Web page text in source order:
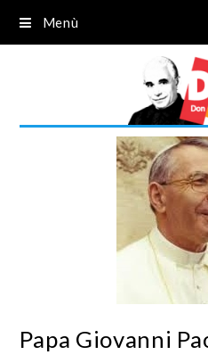
Menù
Papa Giovanni